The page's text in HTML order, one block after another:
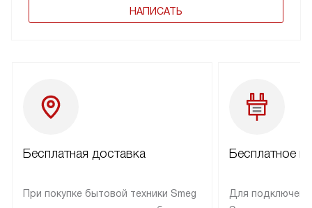
НАПИСАТЬ
Бесплатная доставка
При покупке бытовой техники Smeg
Бесплатное
Для